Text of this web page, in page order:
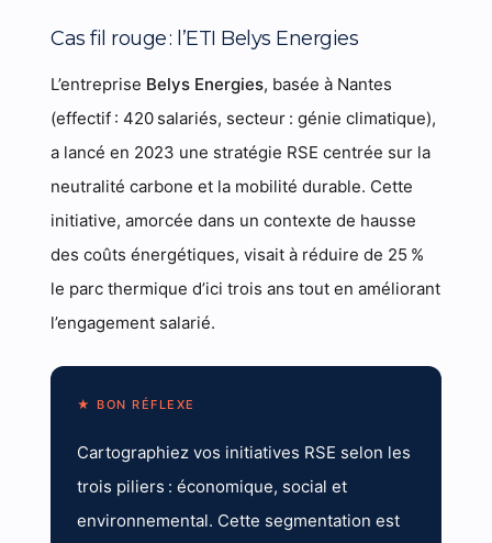
Cas fil rouge : l’ETI Belys Energies
L’entreprise Belys Energies, basée à Nantes
(effectif : 420 salariés, secteur : génie climatique),
a lancé en 2023 une stratégie RSE centrée sur la
neutralité carbone et la mobilité durable. Cette
initiative, amorcée dans un contexte de hausse
des coûts énergétiques, visait à réduire de 25 %
le parc thermique d’ici trois ans tout en améliorant
l’engagement salarié.
★ BON RÉFLEXE
Cartographiez vos initiatives RSE selon les
trois piliers : économique, social et
environnemental. Cette segmentation est